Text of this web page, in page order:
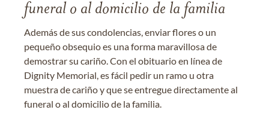
funeral o al domicilio de la familia
Además de sus condolencias, enviar flores o un
pequeño obsequio es una forma maravillosa de
demostrar su cariño. Con el obituario en línea de
Dignity Memorial, es fácil pedir un ramo u otra
muestra de cariño y que se entregue directamente al
funeral o al domicilio de la familia.